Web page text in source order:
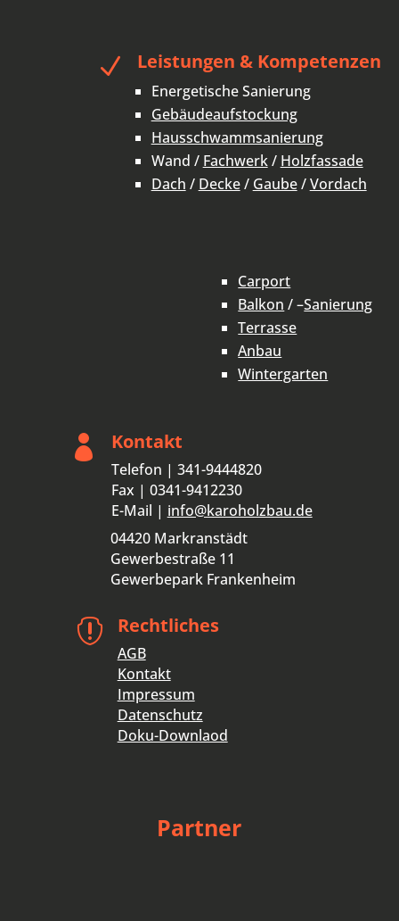
N Leistungen & Kompetenzen
Energetische Sanierung
Gebäudeaufstockung
Hausschwammsanierung
Wand / Fachwerk/ Holzfassade
Dach / Decke/ Gaube/Vordach
Carport
Balkon / –Sanierung
Terrasse
Anbau
Wintergarten
 Kontakt
Telefon | 341-9444820
Fax | 0341-9412230
E-Mail | info@karoholzbau.de
04420 Markranstädt
Gewerbestraße 11
Gewerbepark Frankenheim
 Rechtliches
AGB
Kontakt
Impressum
Datenschutz
Doku-Downlaod
Partner